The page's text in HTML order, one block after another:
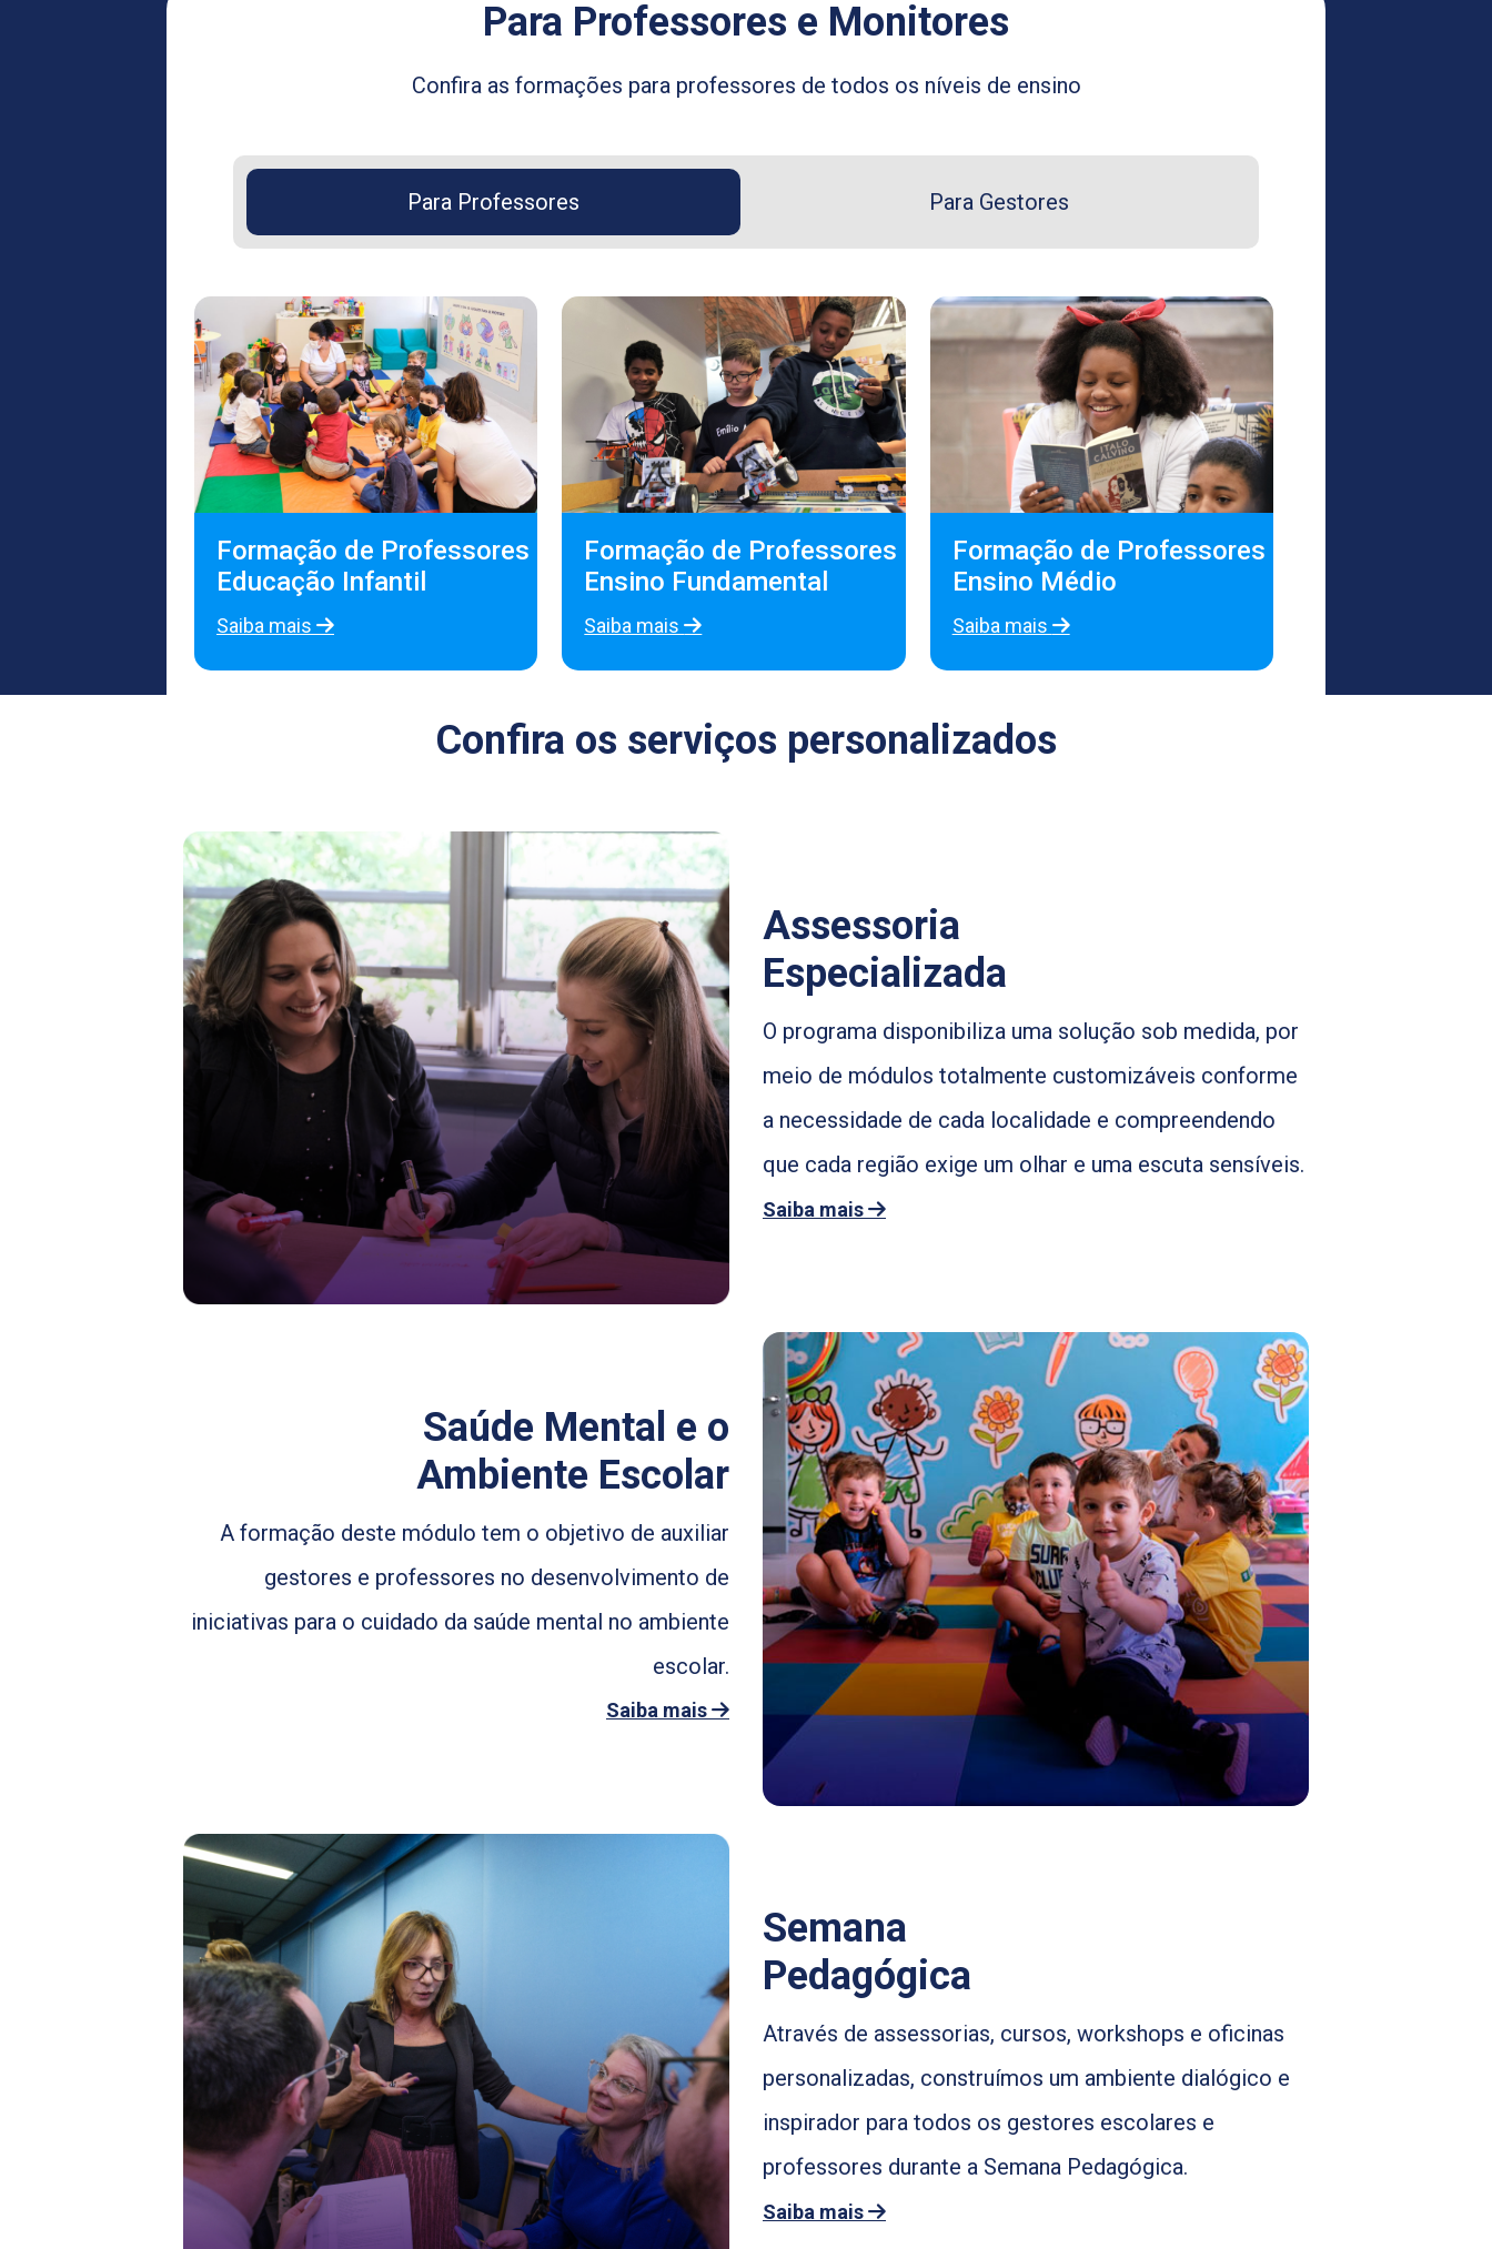
Para Professores e Monitores
Confira as formações para professores de todos os níveis de ensino
Para Professores Para Gestores
Formação de Professores
Educação Infantil
Saiba mais
Formação de Professores
Ensino Fundamental
Saiba mais
Formação de Professores
Ensino Médio
Saiba mais
Confira os serviços personalizados
Assessoria
Especializada
O programa disponibiliza uma solução sob medida, por
meio de módulos totalmente customizáveis conforme
a necessidade de cada localidade e compreendendo
que cada região exige um olhar e uma escuta sensíveis.
Saiba mais
Saúde Mental e o
Ambiente Escolar
A formação deste módulo tem o objetivo de auxiliar
gestores e professores no desenvolvimento de
iniciativas para o cuidado da saúde mental no ambiente
escolar.
Saiba mais
Semana
Pedagógica
Através de assessorias, cursos, workshops e oficinas
personalizadas, construímos um ambiente dialógico e
inspirador para todos os gestores escolares e
professores durante a Semana Pedagógica.
Saiba mais